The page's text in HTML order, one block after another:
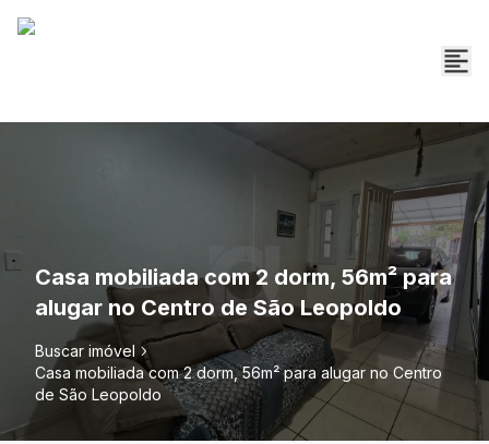
Casa mobiliada com 2 dorm, 56m² para
alugar no Centro de São Leopoldo
Buscar imóvel
Casa mobiliada com 2 dorm, 56m² para alugar no Centro
de São Leopoldo